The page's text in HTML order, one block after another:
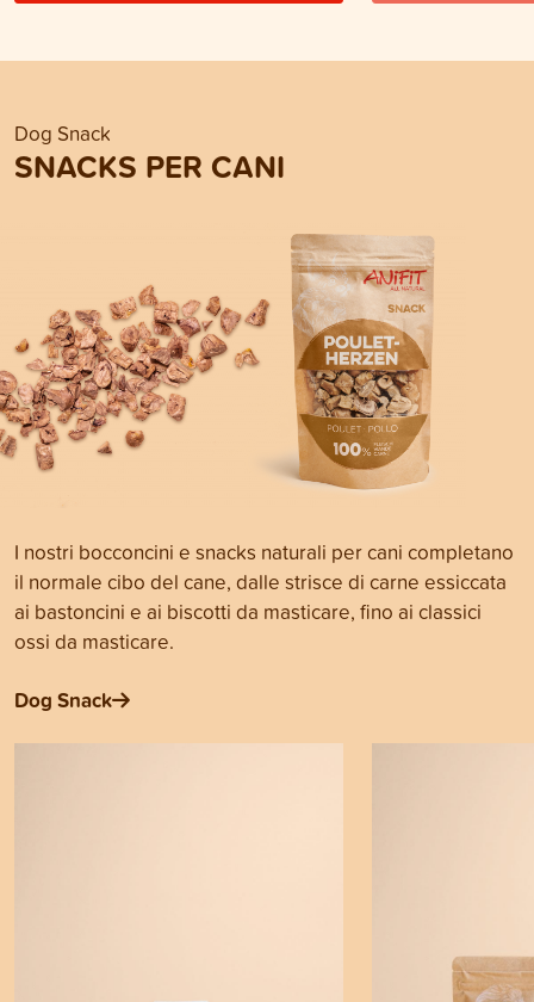
Dog Snack
SNACKS PER CANI
I nostri bocconcini e snacks naturali per cani completano
il normale cibo del cane, dalle strisce di carne essiccata
ai bastoncini e ai biscotti da masticare, fino ai classici
ossi da masticare.
Dog Snack